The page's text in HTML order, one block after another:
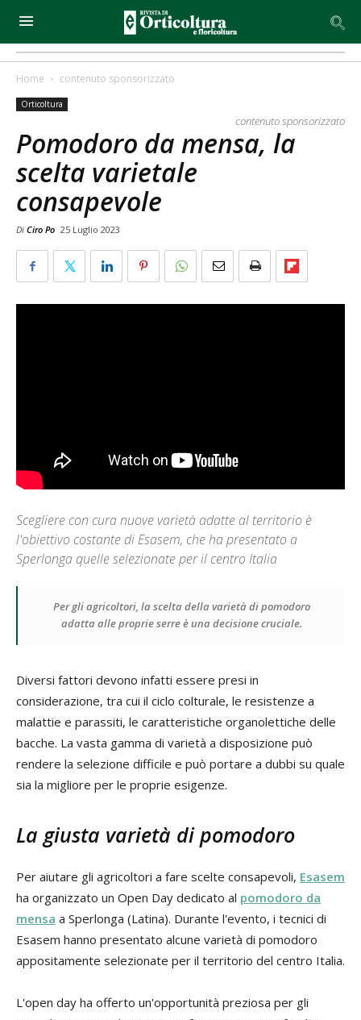
Home contenuto sponsorizzato
Orticoltura
contenuto sponsorizzato
Pomodoro da mensa, la
scelta varietale
consapevole
Di Ciro Po 25 Luglio 2023
Scegliere con cura nuove varietà adatte al territorio è
l'obiettivo costante di Esasem, che ha presentato a
Sperlonga quelle selezionate per il centro Italia
Per gli agricoltori, la scelta della varietà di pomodoro
adatta alle proprie serre è una decisione cruciale.
Diversi fattori devono infatti essere presi in
considerazione, tra cui il ciclo colturale, le resistenze a
malattie e parassiti, le caratteristiche organolettiche delle
bacche. La vasta gamma di varietà a disposizione può
rendere la selezione difficile e può portare a dubbi su quale
sia la migliore per le proprie esigenze.
La giusta varietà di pomodoro
Per aiutare gli agricoltori a fare scelte consapevoli, Esasem
ha organizzato un Open Day dedicato al pomodoro da
mensa a Sperlonga (Latina). Durante l'evento, i tecnici di
Esasem hanno presentato alcune varietà di pomodoro
appositamente selezionate per il territorio del centro Italia.
L'open day ha offerto un'opportunità preziosa per gli